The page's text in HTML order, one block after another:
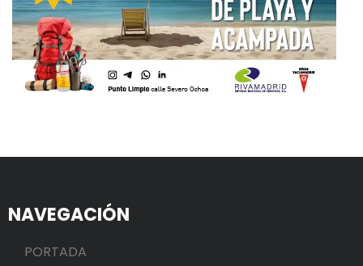
NAVEGACIÓN
PORTADA